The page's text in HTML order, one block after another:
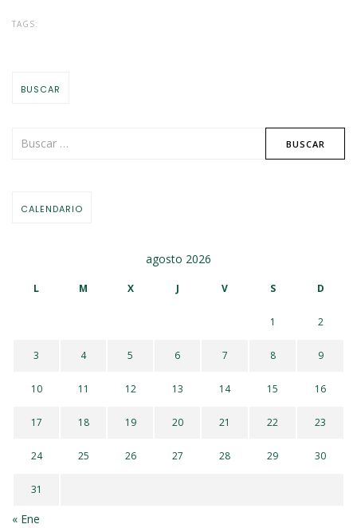
TAGS:
BUSCAR
CALENDARIO
agosto 2026
L M X J V S D
1 2
3 4 5 6 7 8 9
10 11 12 13 14 15 16
17 18 19 20 21 22 23
24 25 26 27 28 29 30
31
« Ene